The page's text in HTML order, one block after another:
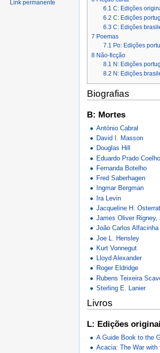
6.1 C: Edições
6.2 C: Edições
6.3 C: Edições
7 Poemas
7.1 Po: Edições
8 Não-ficção
8.1 N: Edições
8.2 N: Edições
Biografias
B: Mortes
António Cabral
David I. Masson
Douglas Hill
Eduardo Prado Coelho
Fernanda Botelho
Fred Saberhagen
Ingmar Bergman
Ira Levin
Jacqueline H.
James Oliver Rigney,
João Carlos
Joe L. Hensley
Kurt Vonnegut
Lloyd Alexander
Roger Eldridge
Rubens Teixeira
Sterling E. Lanier
Livros
L: Edições
A Guide Book to the
Acacia: The War with
Link permanente